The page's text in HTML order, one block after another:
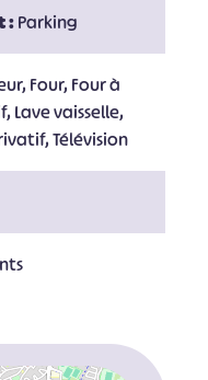
:Parking
Four, Four à
Lave vaisselle,
Télévision